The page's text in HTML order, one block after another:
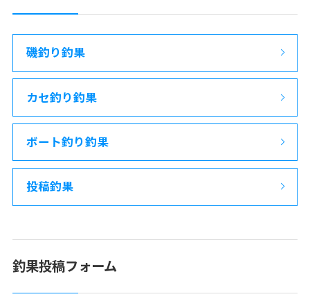
磯釣り釣果
カセ釣り釣果
ボート釣り釣果
投稿釣果
釣果投稿フォーム